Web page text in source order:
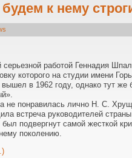
к нему
серьезной работой Геннадия
которого на студии имени
в 1962 году, однако тут же
не понравилась лично Н. С.
встреча руководителей
подвергнут самой жесткой
поколению.